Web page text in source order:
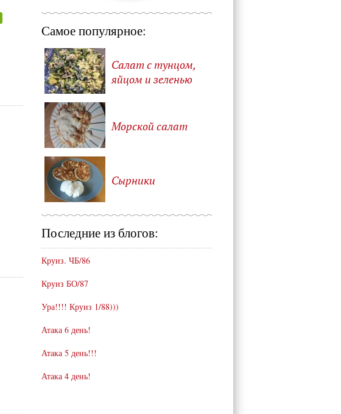
Самое популярное:
Салат с тунцом,
яйцом и зеленью
Морской салат
Сырники
Последние из блогов:
Круиз. ЧБ/86
Круиз БО/87
Ура!!!! Круиз 1/88)))
Атака 6 день!
Атака 5 день!!!
Атака 4 день!